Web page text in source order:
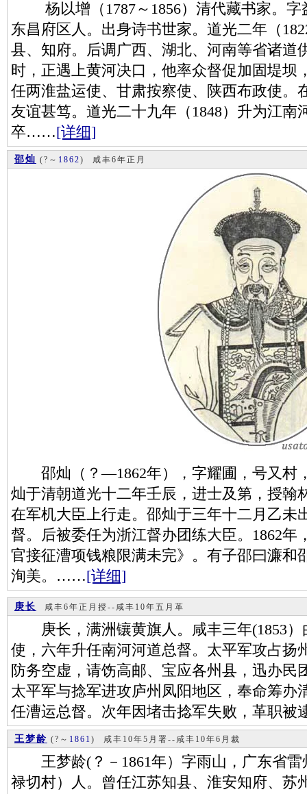
杨以增（1787～1856）清代藏书家。字
东昌府区人。出身诗书世家。道光二年（
县、知府。后调广西、湖北、河南等省诸道
时，正遇上黄河决口，他率众督促加固堤坝
任两淮盐运使、甘肃按察使、陕西布政使。
友谊甚笃。道光二十九年（1848）升为江南
卒……[详细]
邵灿 (?～ 1862) 咸丰6年正月
邵灿（？—1862年），字耀圃，号又村
灿于清朝道光十二年壬辰，进士及第，授翰
在军机大臣上行走。邵灿于三年十二月乙未
督。后被委任为浙江督办团练大臣。1862年
官接征漕项钱粮限满未完》。有子邵曰濂和
洵美。……[详细]
庚长 咸丰6年正月授--咸丰10年五月革
庚长，满洲镶黄旗人。咸丰三年(1853）
使，六年升任南河河道总督。太平军攻占扬
防务空虚，请饬高邮、宝应各州县，迅办民
太平军与捻军进攻庐州凤阳地区，奉命筹办
任漕运总督。次年因堵击捻军失败，革职
王梦龄 (?～ 1861 ) 咸丰10年5月署--咸丰10年6月裁
王梦龄(？－1861年）字雨山，广东省雷
禄切村）人。曾任江苏知县、淮安知府、苏